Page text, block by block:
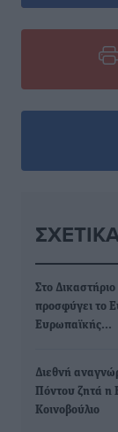
Στο
προσφύγει το
Ευρωπαϊκής…
Διεθνή
Πόντου ζητά η
Κοινοβούλιο